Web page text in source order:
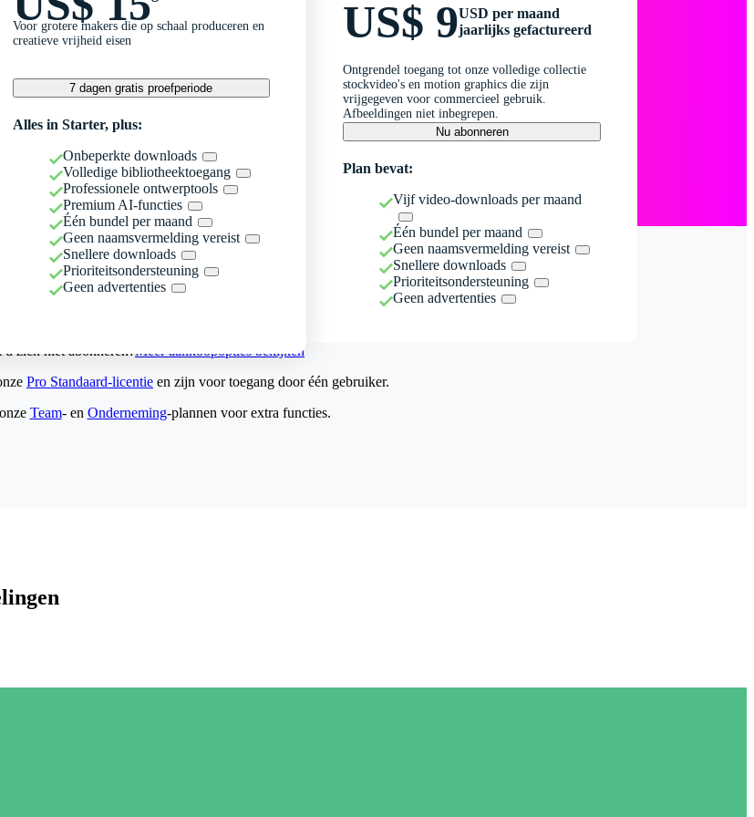
Voor grotere makers die op schaal produceren en
creatieve vrijheid eisen
7 dagen gratis proefperiode
Alles in Starter, plus:
Onbeperkte downloads
Volledige bibliotheektoegang
Professionele ontwerptools
Premium AI-functies
Één bundel per maand
Geen naamsvermelding vereist
Snellere downloads
Prioriteitsondersteuning
Geen advertenties
US$ 9USD per maand
jaarlijks gefactureerd
Ontgrendel toegang tot onze volledige collectie
stockvideo's en motion graphics die zijn
vrijgegeven voor commercieel gebruik.
Afbeeldingen niet inbegrepen.
Nu abonneren
Plan bevat:
Vijf video-downloads per maand
Één bundel per maand
Geen naamsvermelding vereist
Snellere downloads
Prioriteitsondersteuning
Geen advertenties
u zich niet abonneren?Meer aankoopopties bekijken
Pro Standaard-licentie en zijn voor toegang door één gebruiker.
Team- en Onderneming-plannen voor extra functies.